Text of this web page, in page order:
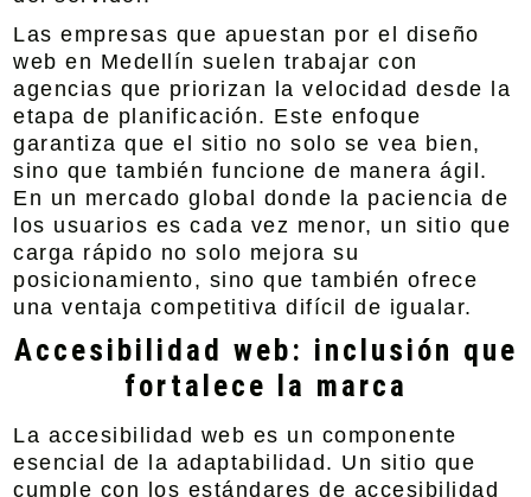
Las empresas que apuestan por el diseño
web en Medellín suelen trabajar con
agencias que priorizan la velocidad desde la
etapa de planificación. Este enfoque
garantiza que el sitio no solo se vea bien,
sino que también funcione de manera ágil.
En un mercado global donde la paciencia de
los usuarios es cada vez menor, un sitio que
carga rápido no solo mejora su
posicionamiento, sino que también ofrece
una ventaja competitiva difícil de igualar.
Accesibilidad web: inclusión que
fortalece la marca
La accesibilidad web es un componente
esencial de la adaptabilidad. Un sitio que
cumple con los estándares de accesibilidad